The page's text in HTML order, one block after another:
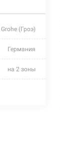
Grohe (Гроэ)
Германия
на 2 зоны